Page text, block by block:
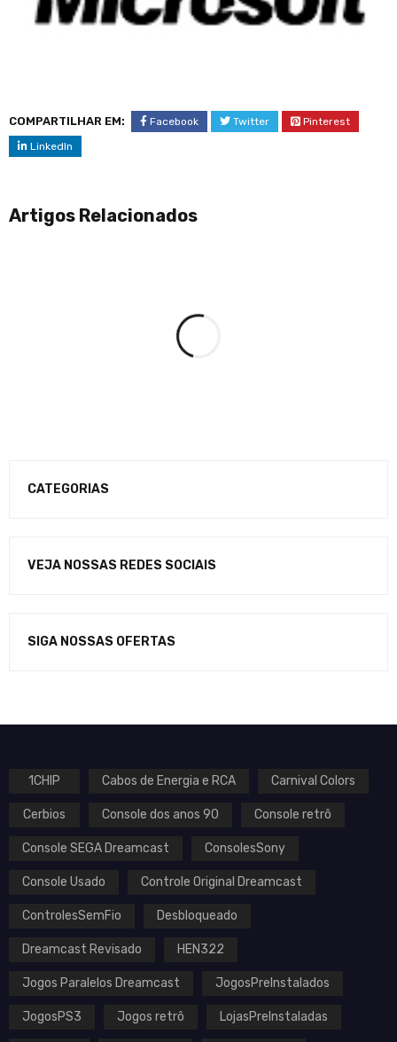
COMPARTILHAR EM: Facebook Twitter
Pinterest
LinkedIn
Artigos Relacionados
CATEGORIAS
VEJA NOSSAS REDES SOCIAIS
SIGA NOSSAS OFERTAS
1CHIP Cabos de Energia e RCA Carnival Colors
Cerbios Console dos anos 90 Console retrô
Console SEGA Dreamcast ConsolesSony
Console Usado Controle Original Dreamcast
ControlesSemFio Desbloqueado
Dreamcast Revisado HEN322
Jogos Paralelos Dreamcast JogosPreInstalados
JogosPS3 Jogos retrô LojasPreInstaladas